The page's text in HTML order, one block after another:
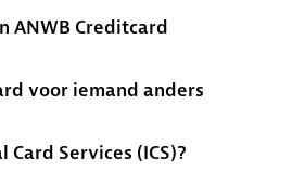
ANWB Creditcard
voor iemand anders
Services (ICS)?